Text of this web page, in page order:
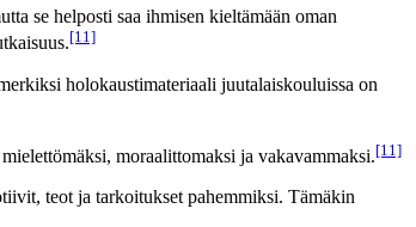
se helposti saa ihmisen kieltämään oman
[11]
holokaustimateriaali juutalaiskouluissa on
moraalittomaksi ja vakavammaksi.[11]
teot ja tarkoitukset pahemmiksi. Tämäkin